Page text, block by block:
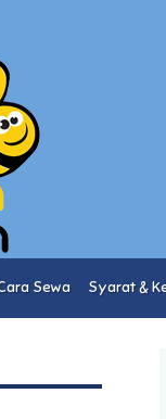
Sewa Syarat &